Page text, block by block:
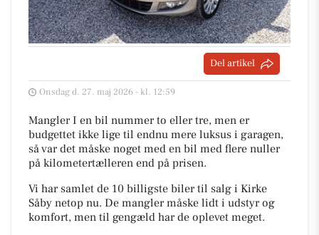
Del artikel
Onsdag d. 27. maj 2026 - kl. 12:59
Mangler I en bil nummer to eller tre, men er
budgettet ikke lige til endnu mere luksus i garagen,
så var det måske noget med en bil med flere nuller
på kilometertælleren end på prisen.
Vi har samlet de 10 billigste biler til salg i Kirke
Såby netop nu. De mangler måske lidt i udstyr og
komfort, men til gengæld har de oplevet meget.